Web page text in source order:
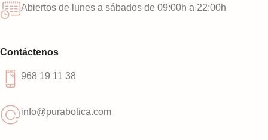
Abiertos de lunes a sábados de 09:00h a 22:00h
Contáctenos
968 19 11 38
info@purabotica.com